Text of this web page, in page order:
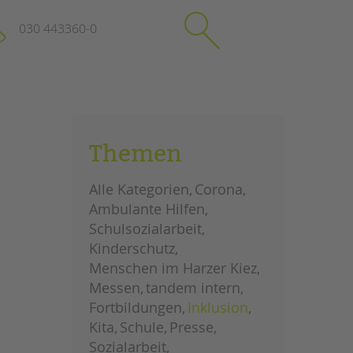
Impressum
Datenschutz
Hinweisgebersystem
Intranet
schließen
030 443360-0
SuchenThemen
Alle Kategorien Corona
Ambulante Hilfen
Schulsozialarbeit
Kinderschutz
Menschen im Harzer Kiez
Messen tandem intern
Fortbildungen Inklusion
Kita Schule Presse
Sozialarbeit